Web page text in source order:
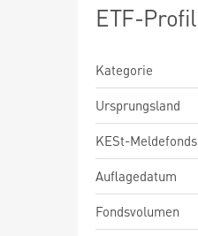
ETF-Profil
Kategorie
Ursprungsland
KESt-Meldefonds
Auflagedatum
Fondsvolumen